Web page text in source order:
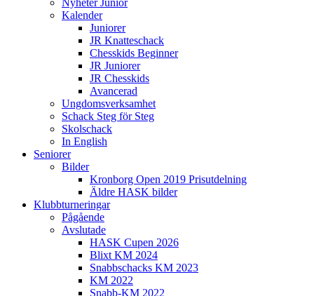
Nyheter Junior
Kalender
Juniorer
JR Knatteschack
Chesskids Beginner
JR Juniorer
JR Chesskids
Avancerad
Ungdomsverksamhet
Schack Steg för Steg
Skolschack
In English
Seniorer
Bilder
Kronborg Open 2019 Prisutdelning
Äldre HASK bilder
Klubbturneringar
Pågående
Avslutade
HASK Cupen 2026
Blixt KM 2024
Snabbschacks KM 2023
KM 2022
Snabb-KM 2022